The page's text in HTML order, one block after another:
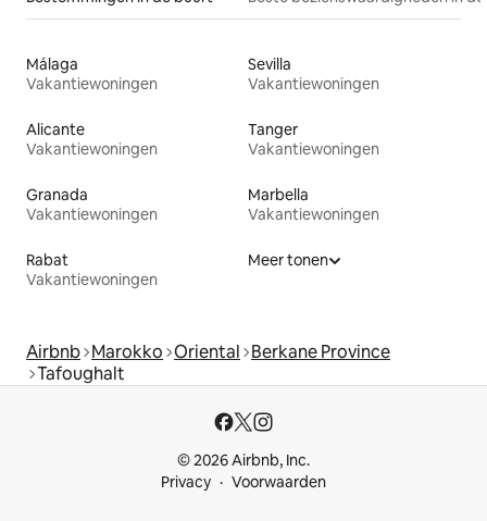
Málaga
Vakantiewoningen
Sevilla
Vakantiewoningen
Alicante
Vakantiewoningen
Tanger
Vakantiewoningen
Granada
Vakantiewoningen
Marbella
Vakantiewoningen
Rabat
Vakantiewoningen
Meer tonen
Airbnb Marokko Oriental Berkane Province
Tafoughalt
© 2026 Airbnb, Inc.
Privacy
Voorwaarden